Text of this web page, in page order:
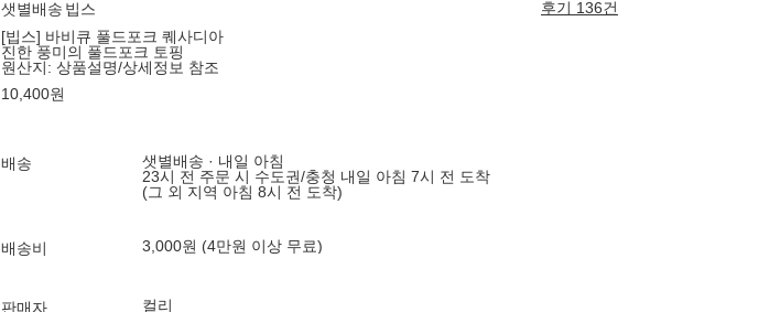
샛별배송 빕스
후기 136건
[빕스] 바비큐 풀드포크 퀘사디아
진한 풍미의 풀드포크 토핑
원산지: 상품설명/상세정보 참조
10,400원
배송
샛별배송 · 내일 아침
23시 전 주문 시 수도권/충청 내일 아침 7시 전 도착
(그 외 지역 아침 8시 전 도착)
배송비 3,000원 (4만원 이상 무료)
판매자 컬리